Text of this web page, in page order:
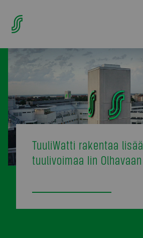
TuuliWatti rakentaa lisää
tuulivoimaa Iin Olhavaan